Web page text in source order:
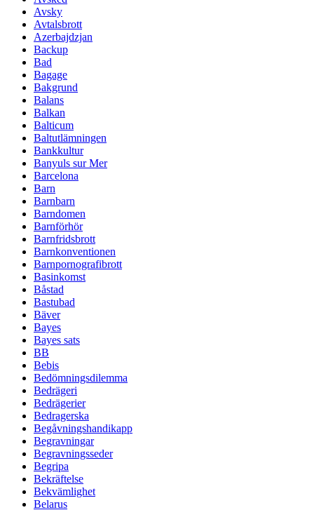
Avsky
Avtalsbrott
Azerbajdzjan
Backup
Bad
Bagage
Bakgrund
Balans
Balkan
Balticum
Baltutlämningen
Bankkultur
Banyuls sur Mer
Barcelona
Barn
Barnbarn
Barndomen
Barnförhör
Barnfridsbrott
Barnkonventionen
Barnpornografibrott
Basinkomst
Båstad
Bastubad
Bäver
Bayes
Bayes sats
BB
Bebis
Bedömningsdilemma
Bedrägeri
Bedrägerier
Bedragerska
Begåvningshandikapp
Begravningar
Begravningsseder
Begripa
Bekräftelse
Bekvämlighet
Belarus